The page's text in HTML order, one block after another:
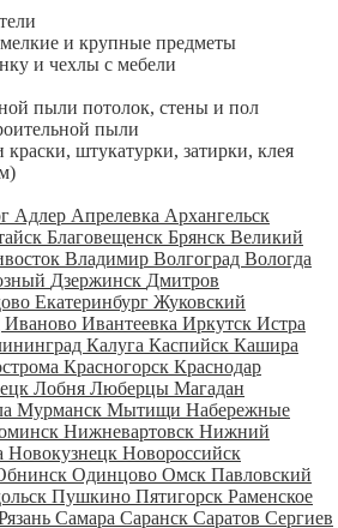
и крупные предметы
и чехлы с мебели
пыли потолок, стены и пол
пыли
штукатурки, затирки, клея
Адлер Апрелевка Архангельск
Благовещенск Брянск Великий
Владимир Волгоград Вологда
Дзержинск Дмитров
Екатеринбург Жуковский
Иваново Ивантеевка Иркутск Истра
Калуга Каспийск Кашира
Красногорск Краснодар
Лобня Люберцы Магадан
Мурманск Мытищи Набережные
Нижневартовск Нижний
Новокузнецк Новороссийск
Одинцово Омск Павловский
Пушкино Пятигорск Раменское
Самара Саранск Саратов Сергиев